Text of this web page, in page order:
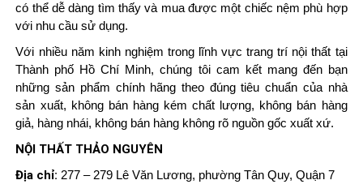
có thể dễ dàng tìm thấy và mua được một chiếc nệm phù hợp
với nhu cầu sử dụng.
Với nhiều năm kinh nghiệm trong lĩnh vực trang trí nội thất tại
Thành phố Hồ Chí Minh, chúng tôi cam kết mang đến bạn
những sản phẩm chính hãng theo đúng tiêu chuẩn của nhà
sản xuất, không bán hàng kém chất lượng, không bán hàng
giả, hàng nhái, không bán hàng không rõ nguồn gốc xuất xứ.
NỘI THẤT THẢO NGUYÊN
Địa chỉ:277 – 279 Lê Văn Lương, phường Tân Quy, Quận 7